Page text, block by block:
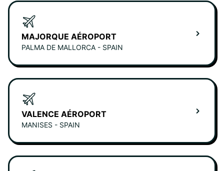
MAJORQUE AÉROPORT
PALMA DE MALLORCA - SPAIN
VALENCE AÉROPORT
MANISES - SPAIN